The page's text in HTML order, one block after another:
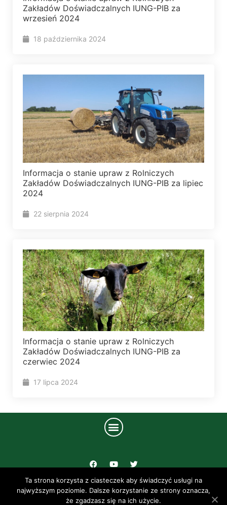
Zakładów Doświadczalnych IUNG-PIB za
wrzesień 2024
18 października 2024
Informacja o stanie upraw z Rolniczych
Zakładów Doświadczalnych IUNG-PIB za lipiec
2024
22 sierpnia 2024
Informacja o stanie upraw z Rolniczych
Zakładów Doświadczalnych IUNG-PIB za
czerwiec 2024
17 lipca 2024
UL. CZARTORYSKICH 8 24-100 PUŁAWY
Ta strona korzysta z ciasteczek aby świadczyć usługi na
najwyższym poziomie. Dalsze korzystanie ze strony oznacza,
że zgadzasz się na ich użycie.